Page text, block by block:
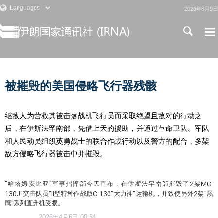
2026年8月9日
被摧毁的美国侵略飞行器残骸
继敌人为营救其被击落战机飞行员而采取绝望且敌对的行动之
后，在伊斯法罕南部，凭借上天的援助，并通过革命卫队、军队
和人民动员组织英勇战士的联合作战行动以及警方的配合，多架
敌方侵略飞行器被击中并摧毁。
"哈塔姆安比亚"军事指挥部今天宣布，在伊斯法罕南部摧毁了2架MC-
130J"突击队员"II型特种作战版C-130"大力神"运输机，并致使另外2架"黑
鹰"系列直升机受损。